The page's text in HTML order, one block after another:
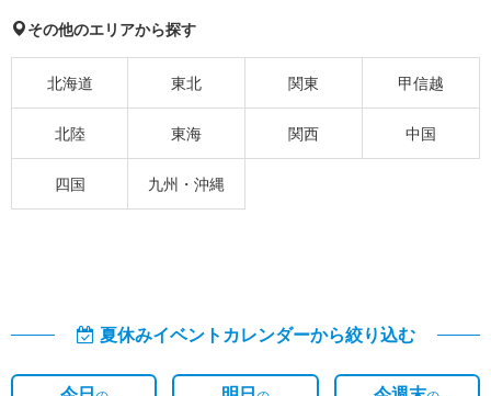
その他のエリアから探す
北海道 東北 関東 甲信越
北陸 東海 関西 中国
四国 九州・沖縄
夏休みイベントカレンダーから絞り込む